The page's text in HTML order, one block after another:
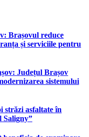
Brașovul reduce
și serviciile pentru
Județul Brașov
sistemului
străzi asfaltate în
Saligny”